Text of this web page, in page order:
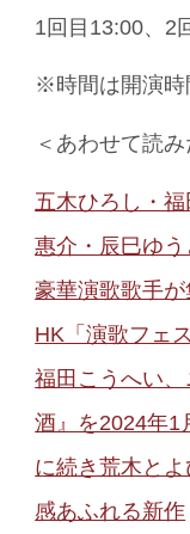
1回目13:00、2
※時間は開演時
＜あわせて読み
五木ひろし・
惠介・辰巳ゆ
豪華演歌歌手
HK「演歌フェ
福田こうへい
酒』を2024年1
に続き荒木と
感あふれる新作